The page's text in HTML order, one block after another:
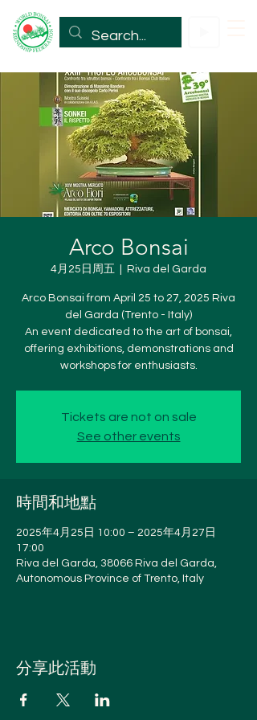
Arco Bonsai
4月25日周五 Riva del Garda
Arco Bonsai from April 25 to 27, 2025 Riva
del Garda (Trento - Italy)
An event dedicated to the art of bonsai,
offering exhibitions, demonstrations and
workshops for enthusiasts.
Tickets are not on sale
See other events
時間和地點
2025年4月25日 10:00 – 2025年4月27日
17:00
Riva del Garda, 38066 Riva del Garda,
Autonomous Province of Trento, Italy
分享此活動